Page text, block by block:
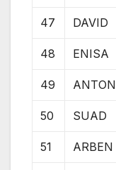
47 DAVID
48 ENISA
49 ANTON
50 SUAD
51 ARBEN